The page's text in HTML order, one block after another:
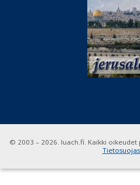
© 2003 – 2026. luach.fi. Kaikki